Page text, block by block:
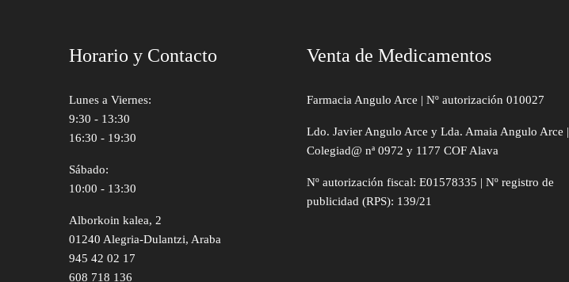
Horario y Contacto
Lunes a Viernes:
9:30 - 13:30
16:30 - 19:30
Sábado:
10:00 - 13:30
Alborkoin kalea, 2
01240 Alegria-Dulantzi, Araba
945 42 02 17
608 718 136
Venta de Medicamentos
Farmacia Angulo Arce | Nº autorización 010027
Ldo. Javier Angulo Arce y Lda. Amaia Angulo Arce |
Colegiad@ nª 0972 y 1177 COF Alava
Nº autorización fiscal: E01578335 | Nº registro de
publicidad (RPS): 139/21